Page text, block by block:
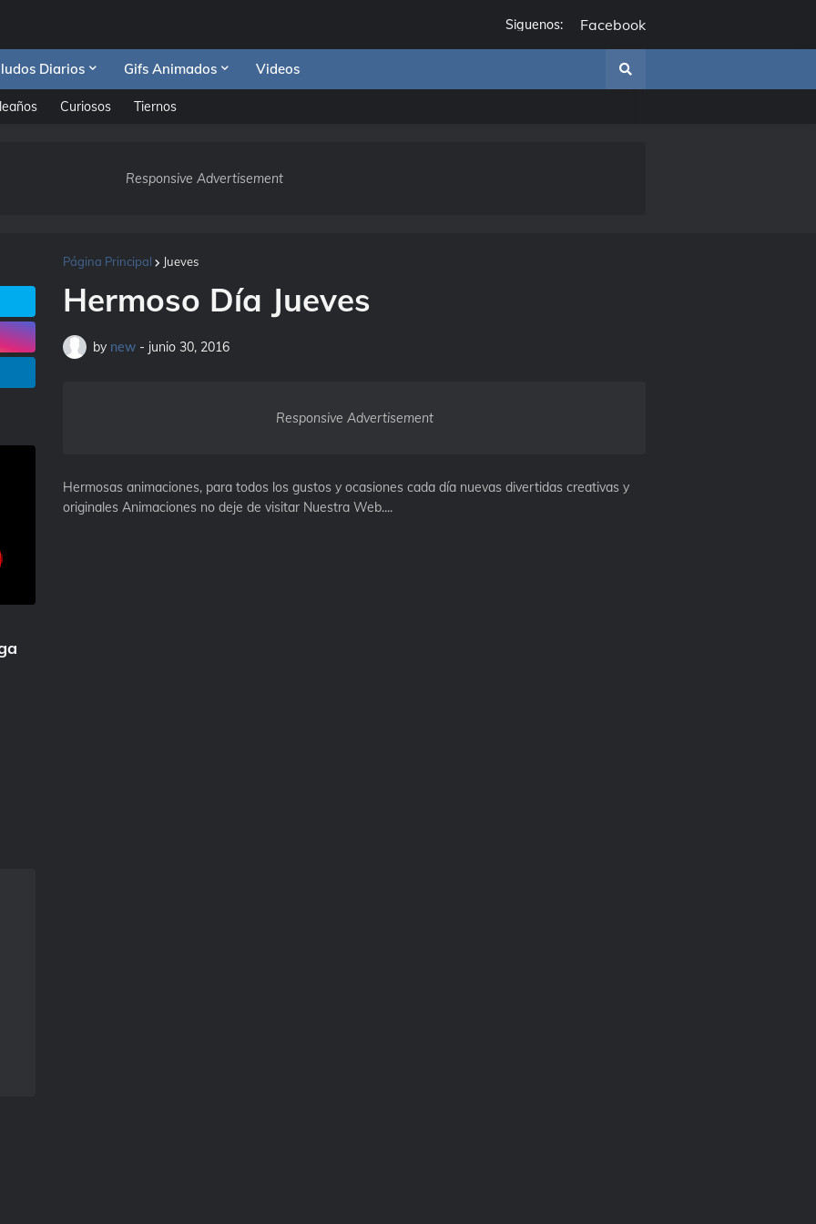
Siguenos: Facebook
Diarios Gifs Animados Videos
Curiosos Tiernos
Responsive Advertisement
Página Principal Jueves
Hermoso Día Jueves
by new - junio 30, 2016
Responsive Advertisement
Hermosas animaciones, para todos los gustos y ocasiones cada día nuevas divertidas creativas y
originales Animaciones no deje de visitar Nuestra Web....